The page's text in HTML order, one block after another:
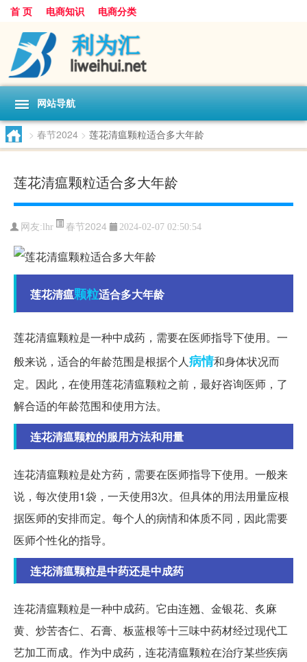
首 页 电商知识 电商分类
网站导航
> 春节2024 > 莲花清瘟颗粒适合多大年龄
莲花清瘟颗粒适合多大年龄
网友: lhr 春节2024 2024-02-07 02:50:54
莲花清瘟颗粒适合多大年龄
莲花清瘟颗粒是一种中成药，需要在医师指导下使用。一
般来说，适合的年龄范围是根据个人病情和身体状况而
定。因此，在使用莲花清瘟颗粒之前，最好咨询医师，了
解合适的年龄范围和使用方法。
连花清瘟颗粒的服用方法和用量
连花清瘟颗粒是处方药，需要在医师指导下使用。一般来
说，每次使用1袋，一天使用3次。但具体的用法用量应根
据医师的安排而定。每个人的病情和体质不同，因此需要
医师个性化的指导。
连花清瘟颗粒是中药还是中成药
连花清瘟颗粒是一种中成药。它由连翘、金银花、炙麻
黄、炒苦杏仁、石膏、板蓝根等十三味中药材经过现代工
艺加工而成。作为中成药，连花清瘟颗粒在治疗某些疾病